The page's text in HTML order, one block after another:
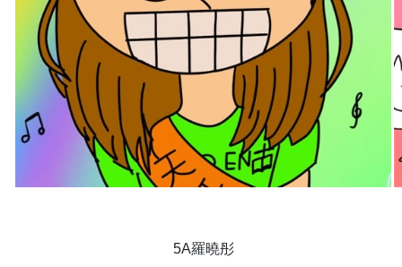
5A羅曉彤